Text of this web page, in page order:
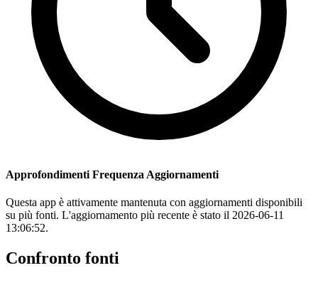
Approfondimenti Frequenza Aggiornamenti
Questa app è attivamente mantenuta con aggiornamenti disponibili
su più fonti. L'aggiornamento più recente è stato il 2026-06-11
13:06:52.
Confronto fonti